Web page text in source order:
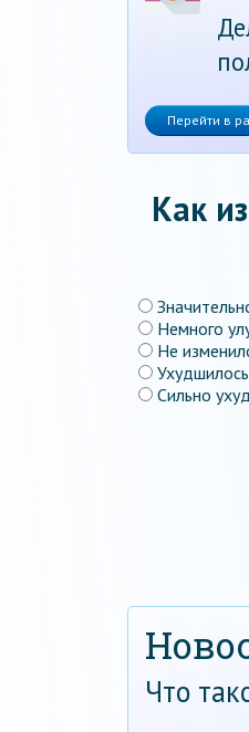
Перейти в
Как
Немного
Не
Ухудшилось
Сильно
Что